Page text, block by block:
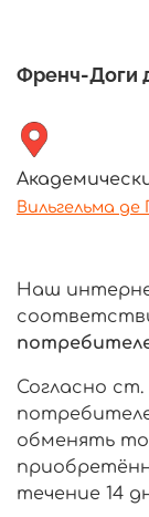
Френч-Доги
Вильгельма де
Наш
Согласно
обменять
течение 14